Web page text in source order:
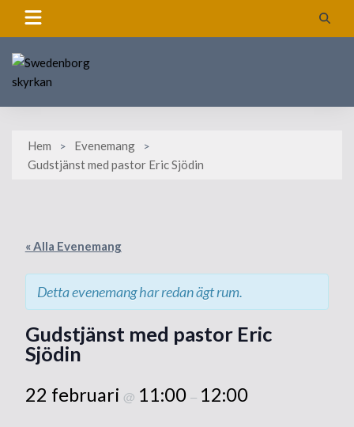
Hem
Evenemang
Gudstjänst med pastor Eric Sjödin
« Alla Evenemang
Detta evenemang har redan ägt rum.
Gudstjänst med pastor Eric
Sjödin
22 februari @ 11:00 – 12:00